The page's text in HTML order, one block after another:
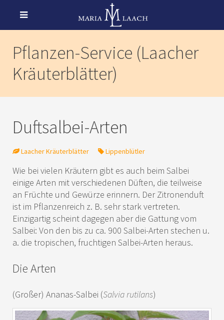
Pflanzen-Service (Laacher
Kräuterblätter)
Duftsalbei-Arten
Laacher Kräuterblätter Lippenblütler
Wie bei vielen Kräutern gibt es auch beim Salbei
einige Arten mit verschiedenen Düften, die teilweise
an Früchte und Gewürze erinnern. Der Zitronenduft
ist im Pflanzenreich z. B. sehr stark vertreten.
Einzigartig scheint dagegen aber die Gattung vom
Salbei: Von den bis zu ca. 900 Salbei-Arten stechen u.
a. die tropischen, fruchtigen Salbei-Arten heraus.
Die Arten
(Großer) Ananas-Salbei (Salvia rutilans)